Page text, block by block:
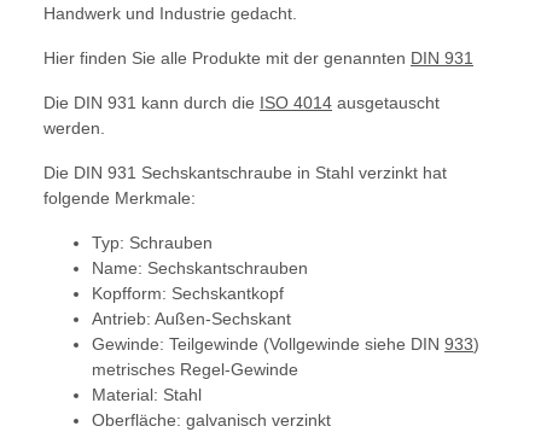
Handwerk und Industrie gedacht.
Hier finden Sie alle Produkte mit der genannten DIN 931
Die DIN 931 kann durch die ISO 4014 ausgetauscht
werden.
Die DIN 931 Sechskantschraube in Stahl verzinkt hat
folgende Merkmale:
Typ: Schrauben
Name: Sechskantschrauben
Kopfform: Sechskantkopf
Antrieb: Außen-Sechskant
Gewinde: Teilgewinde (Vollgewinde siehe DIN 933)
metrisches Regel-Gewinde
Material: Stahl
Oberfläche: galvanisch verzinkt